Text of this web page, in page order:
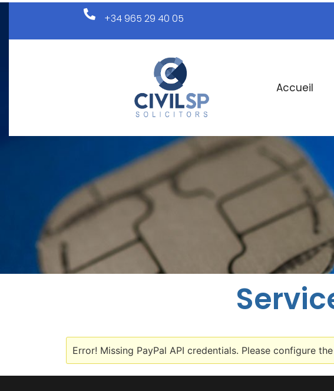
Services de paiement
+34 965 29 40 05
Accueil
Error! Missing PayPal API credentials. Please configure